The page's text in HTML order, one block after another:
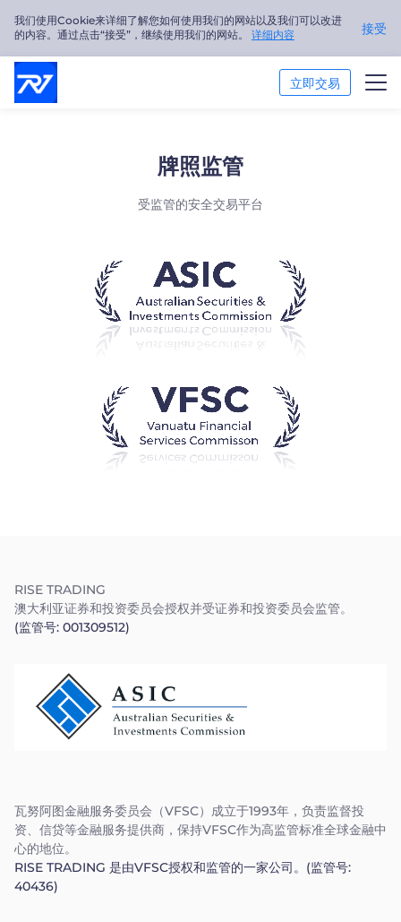
我们使用Cookie来详细了解您如何使用我们的网站以及我们可以改进
的内容。通过点击“接受”，继续使用我们的网站。 详细内容 接受
立即交易
Trader
牌照监管
受监管的安全交易平台
RISE TRADING
澳大利亚证券和投资委员会授权并受证券和投资委员会监管。
(监管号: 001309512)
瓦努阿图金融服务委员会（VFSC）成立于1993年，负责监督投
资、信贷等金融服务提供商，保持VFSC作为高监管标准全球金融中
心的地位。
RISE TRADING 是由VFSC授权和监管的一家公司。(监管号:
40436)